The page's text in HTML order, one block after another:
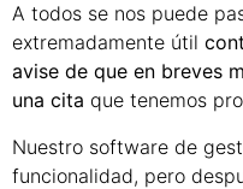
A todos se nos puede
extremadamente útil
avise de que en breves
una cita que tenemos
Nuestro software de
funcionalidad, pero